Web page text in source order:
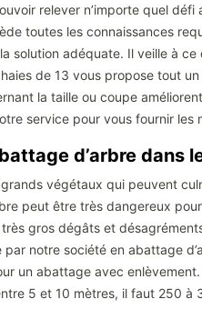
relever n’importe quel
toutes les connaissances
solution adéquate. Il veille à
de 13 vous propose tout
la taille ou coupe
service pour vous fournir les
d’arbre dans
végétaux qui peuvent
peut être très dangereux
gros dégâts et
par notre société en abattage
un abattage avec
5 et 10 mètres, il faut 250